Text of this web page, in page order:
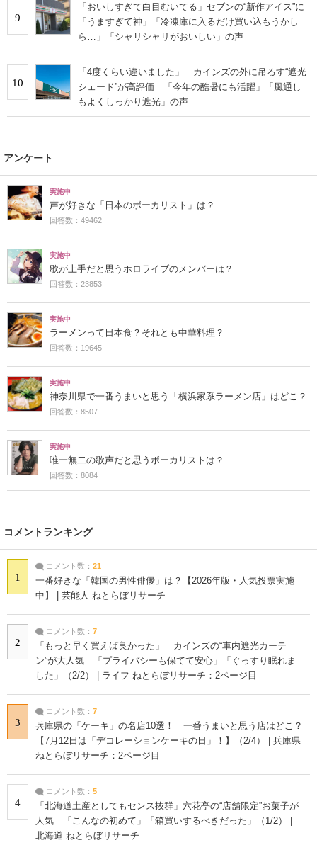
9
「おいしすぎて白目むいてる」セブンの“新作アイス”に
「うますぎて神」「冷凍庫に入るだけ買い込もうかし
ら…」「シャリシャリがおいしい」の声
10
「4度くらい違いました」 カインズの外に吊るす“遮光
シェード”が高評価 「今年の酷暑にも活躍」「風通し
もよくしっかり遮光」の声
アンケート
実施中
声が好きな「日本のボーカリスト」は？
回答数：49462
実施中
歌が上手だと思うホロライブのメンバーは？
回答数：23853
実施中
ラーメンって日本食？それとも中華料理？
回答数：19645
実施中
神奈川県で一番うまいと思う「横浜家系ラーメン店」はどこ？
回答数：8507
実施中
唯一無二の歌声だと思うボーカリストは？
回答数：8084
コメントランキング
1
コメント数： 21
一番好きな「韓国の男性俳優」は？【2026年版・人気投票実施
中】 | 芸能人 ねとらぼリサーチ
2
コメント数： 7
「もっと早く買えば良かった」 カインズの“車内遮光カーテ
ン”が大人気 「プライバシーも保てて安心」「ぐっすり眠れま
した」（2/2） | ライフ ねとらぼリサーチ：2ページ目
3
コメント数： 7
兵庫県の「ケーキ」の名店10選！ 一番うまいと思う店はどこ？
【7月12日は「デコレーションケーキの日」！】（2/4） | 兵庫県
ねとらぼリサーチ：2ページ目
4
コメント数： 5
「北海道土産としてもセンス抜群」六花亭の“店舗限定”お菓子が
人気 「こんなの初めて」「箱買いするべきだった」（1/2） |
北海道 ねとらぼリサーチ